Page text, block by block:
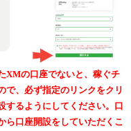
の口座でないと、稼ぐチ
で、必ず指定のリンクをクリ
するようにしてください。口
ら口座開設をしていただくこ